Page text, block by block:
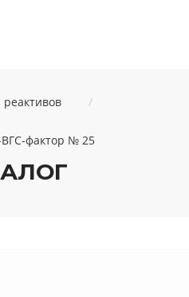
ВГС-фактор № 25